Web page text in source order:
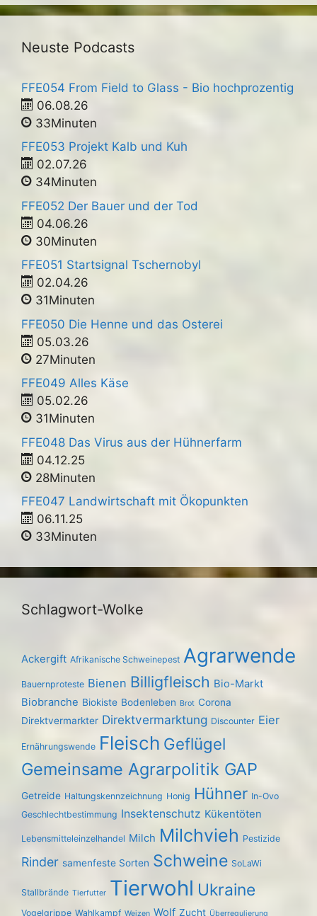
Neuste Podcasts
FFE054 From Field to Glass - Bio hochprozentig
06.08.26
33Minuten
FFE053 Projekt Kalb und Kuh
02.07.26
34Minuten
FFE052 Der Bauer und der Tod
04.06.26
30Minuten
FFE051 Startsignal Tschernobyl
02.04.26
31Minuten
FFE050 Die Henne und das Osterei
05.03.26
27Minuten
FFE049 Alles Käse
05.02.26
31Minuten
FFE048 Das Virus aus der Hühnerfarm
04.12.25
28Minuten
FFE047 Landwirtschaft mit Ökopunkten
06.11.25
33Minuten
Schlagwort-Wolke
Ackergift Afrikanische Schweinepest Agrarwende
Bauernproteste Bienen Billigfleisch Bio-Markt
Biobranche Biokiste Bodenleben Brot Corona
Direktvermarkter Direktvermarktung Discounter Eier
Ernährungswende Fleisch Geflügel
Gemeinsame Agrarpolitik GAP
Getreide Haltungskennzeichnung Honig Hühner In-Ovo
Geschlechtbestimmung Insektenschutz Kükentöten
Lebensmitteleinzelhandel Milch Milchvieh Pestizide
Rinder samenfeste Sorten Schweine SoLaWi
Stallbrände Tierfutter Tierwohl Ukraine
Vogelgrippe Wahlkampf Weizen Wolf Zucht Überregulierung